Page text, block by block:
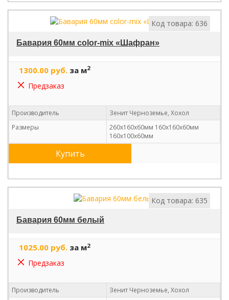
Код товара: 636
Бавария 60мм color-mix «Шафран»
1300.00 руб. за м2
Предзаказ
Производитель
Зенит Черноземье, Хохол
Размеры
260х160х60мм 160х160х60мм
160х100х60мм
Купить
Код товара: 635
Бавария 60мм белый
1025.00 руб. за м2
Предзаказ
Производитель
Зенит Черноземье, Хохол